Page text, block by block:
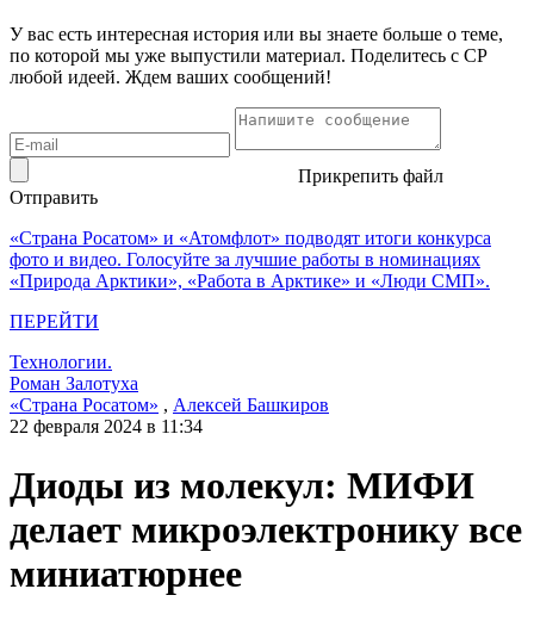
У вас есть интересная история или вы знаете больше о теме,
по которой мы уже выпустили материал. Поделитесь с СР
любой идеей. Ждем ваших сообщений!
Прикрепить файл
Отправить
«Страна Росатом» и «Атомфлот» подводят итоги конкурса
фото и видео. Голосуйте за лучшие работы в номинациях
«Природа Арктики», «Работа в Арктике» и «Люди СМП».
ПЕРЕЙТИ
Технологии.
Роман Залотуха
«Страна Росатом» , Алексей Башкиров
22 февраля 2024 в 11:34
Диоды из молекул: МИФИ
делает микроэлектронику все
миниатюрнее